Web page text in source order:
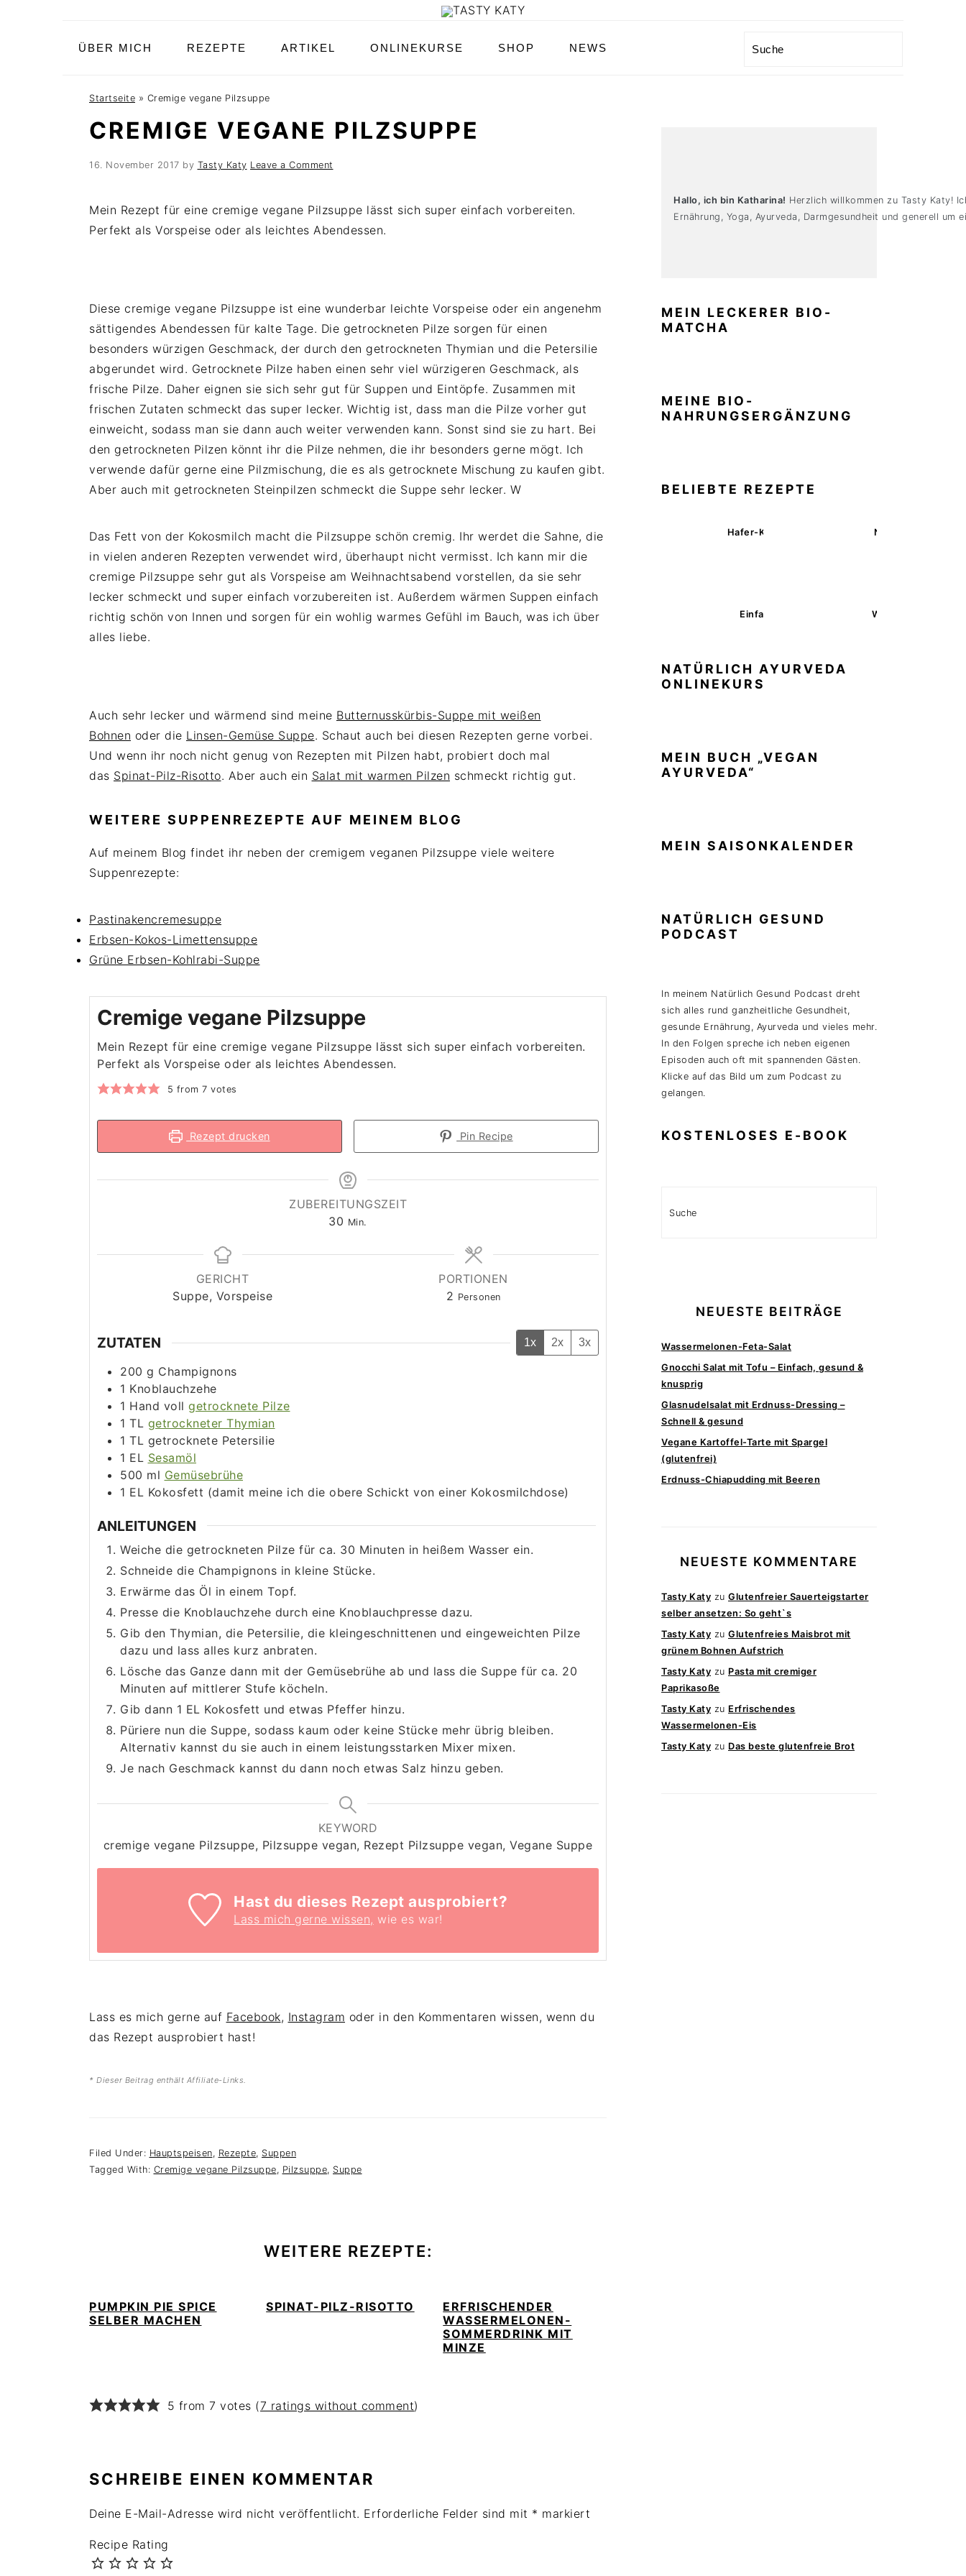
ÜBER MICH REZEPTE ARTIKEL ONLINEKURSE SHOP NEWS Search
Startseite » Cremige vegane Pilzsuppe
CREMIGE VEGANE PILZSUPPE
16. November 2017 by Tasty Katy Leave a Comment
Mein Rezept für eine cremige vegane Pilzsuppe lässt sich super einfach vorbereiten.
Perfekt als Vorspeise oder als leichtes Abendessen.
Diese cremige vegane Pilzsuppe ist eine wunderbar leichte Vorspeise oder ein angenehm
sättigendes Abendessen für kalte Tage. Die getrockneten Pilze sorgen für einen
besonders würzigen Geschmack, der durch den getrockneten Thymian und die Petersilie
abgerundet wird. Getrocknete Pilze haben einen sehr viel würzigeren Geschmack, als
frische Pilze. Daher eignen sie sich sehr gut für Suppen und Eintöpfe. Zusammen mit
frischen Zutaten schmeckt das super lecker. Wichtig ist, dass man die Pilze vorher gut
einweicht, sodass man sie dann auch weiter verwenden kann. Sonst sind sie zu hart. Bei
den getrockneten Pilzen könnt ihr die Pilze nehmen, die ihr besonders gerne mögt. Ich
verwende dafür gerne eine Pilzmischung, die es als getrocknete Mischung zu kaufen gibt.
Aber auch mit getrockneten Steinpilzen schmeckt die Suppe sehr lecker. W
Das Fett von der Kokosmilch macht die Pilzsuppe schön cremig. Ihr werdet die Sahne, die
in vielen anderen Rezepten verwendet wird, überhaupt nicht vermisst. Ich kann mir die
cremige Pilzsuppe sehr gut als Vorspeise am Weihnachtsabend vorstellen, da sie sehr
lecker schmeckt und super einfach vorzubereiten ist. Außerdem wärmen Suppen einfach
richtig schön von Innen und sorgen für ein wohlig warmes Gefühl im Bauch, was ich über
alles liebe.
Auch sehr lecker und wärmend sind meine Butternusskürbis-Suppe mit weißen
Bohnen oder die Linsen-Gemüse Suppe. Schaut auch bei diesen Rezepten gerne vorbei.
Und wenn ihr noch nicht genug von Rezepten mit Pilzen habt, probiert doch mal
das Spinat-Pilz-Risotto. Aber auch ein Salat mit warmen Pilzen schmeckt richtig gut.
WEITERE SUPPENREZEPTE AUF MEINEM BLOG
Auf meinem Blog findet ihr neben der cremigem veganen Pilzsuppe viele weitere
Suppenrezepte:
Pastinakencremesuppe
Erbsen-Kokos-Limettensuppe
Grüne Erbsen-Kohlrabi-Suppe
Cremige vegane Pilzsuppe
Mein Rezept für eine cremige vegane Pilzsuppe lässt sich super einfach vorbereiten.
Perfekt als Vorspeise oder als leichtes Abendessen.
5 from7 votes
Rezept drucken Pin Recipe
ZUBEREITUNGSZEIT
30 Minuten
Min.
GERICHT
Suppe, Vorspeise
PORTIONEN
2 Personen
ZUTATEN 1x 2x 3x
200 g Champignons
1 Knoblauchzehe
1 Hand voll getrocknete Pilze
1 TL getrockneter Thymian
1 TL getrocknete Petersilie
1 EL Sesamöl
500 ml Gemüsebrühe
1 EL Kokosfett (damit meine ich die obere Schickt von einer Kokosmilchdose)
ANLEITUNGEN
Weiche die getrockneten Pilze für ca. 30 Minuten in heißem Wasser ein.
Schneide die Champignons in kleine Stücke.
Erwärme das Öl in einem Topf.
Presse die Knoblauchzehe durch eine Knoblauchpresse dazu.
Gib den Thymian, die Petersilie, die kleingeschnittenen und eingeweichten Pilze
dazu und lass alles kurz anbraten.
Lösche das Ganze dann mit der Gemüsebrühe ab und lass die Suppe für ca. 20
Minuten auf mittlerer Stufe köcheln.
Gib dann 1 EL Kokosfett und etwas Pfeffer hinzu.
Püriere nun die Suppe, sodass kaum oder keine Stücke mehr übrig bleiben.
Alternativ kannst du sie auch in einem leistungsstarken Mixer mixen.
Je nach Geschmack kannst du dann noch etwas Salz hinzu geben.
KEYWORD
cremige vegane Pilzsuppe, Pilzsuppe vegan, Rezept Pilzsuppe vegan, Vegane Suppe
Hast du dieses Rezept ausprobiert?
Lass mich gerne wissen, wie es war!
Lass es mich gerne auf Facebook, Instagram oder in den Kommentaren wissen, wenn du
das Rezept ausprobiert hast!
* Dieser Beitrag enthält Affiliate-Links.
Filed Under: Hauptspeisen, Rezepte, Suppen
Tagged With: Cremige vegane Pilzsuppe, Pilzsuppe, Suppe
WEITERE REZEPTE:
PUMPKIN PIE SPICE
SELBER MACHEN
SPINAT-PILZ-RISOTTO
ERFRISCHENDER
WASSERMELONEN-
SOMMERDRINK MIT
MINZE
READER5 from 7 votes (7 ratings without comment)
SCHREIBE EINEN KOMMENTAR
Deine E-Mail-Adresse wird nicht veröffentlicht. Erforderliche Felder sind mit * markiert
Recipe Rating
Hallo, ich bin Katharina! Herzlich willkommen zu Tasty Katy!
Ernährung, Yoga, Ayurveda, Darmgesundheit und generell um
MEIN LECKERER BIO-
MATCHA
MEINE BIO-
NAHRUNGSERGÄNZUNG
BELIEBTE REZEPTE
Hafer-Kekse mit Schokoüberzug (ohne Backen)
Nussecken –
Einfache glutenfreie Buchweizenbrötchen
Wärmende Kürbis-
NATÜRLICH AYURVEDA
ONLINEKURS
MEIN BUCH „VEGAN
AYURVEDA“
MEIN SAISONKALENDER
NATÜRLICH GESUND
PODCAST
In meinem Natürlich Gesund Podcast dreht
sich alles rund ganzheitliche Gesundheit,
gesunde Ernährung, Ayurveda und vieles mehr.
In den Folgen spreche ich neben eigenen
Episoden auch oft mit spannenden Gästen.
Klicke auf das Bild um zum Podcast zu
gelangen.
KOSTENLOSES E-BOOK
NEUESTE BEITRÄGE
Wassermelonen-Feta-Salat
Gnocchi Salat mit Tofu – Einfach, gesund &
knusprig
Glasnudelsalat mit Erdnuss-Dressing –
Schnell & gesund
Vegane Kartoffel-Tarte mit Spargel
(glutenfrei)
Erdnuss-Chiapudding mit Beeren
NEUESTE KOMMENTARE
Tasty Katy zu Glutenfreier Sauerteigstarter
selber ansetzen: So geht`s
Tasty Katy zu Glutenfreies Maisbrot mit
grünem Bohnen Aufstrich
Tasty Katy zu Pasta mit cremiger
Paprikasoße
Tasty Katy zu Erfrischendes
Wassermelonen-Eis
Tasty Katy zu Das beste glutenfreie Brot